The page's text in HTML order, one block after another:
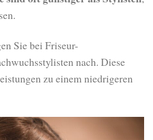
Sie bei Friseur-
nach. Diese
zu einem niedrigeren